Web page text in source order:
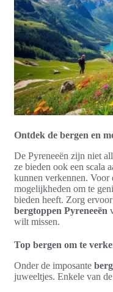
Ontdek de bergen en
De Pyreneeën zijn niet
ze bieden ook een scala
kunnen verkennen.
mogelijkheden om te
bieden heeft. Zorg
bergtoppen Pyreneeën
wilt missen.
Top bergen om te
Onder de imposante
juweeltjes. Enkele van